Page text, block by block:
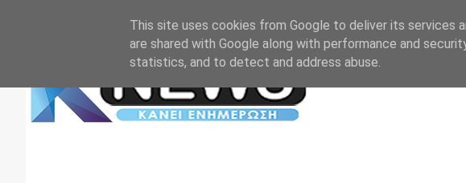
This site uses cookies from Google to deliver its services
are shared with Google along with performance and
statistics, and to detect and address abuse.